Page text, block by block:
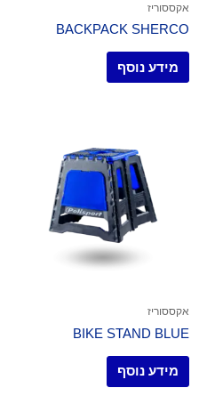
אקססוריז
BACKPACK SHERCO
מידע נוסף
אקססוריז
BIKE STAND BLUE
מידע נוסף